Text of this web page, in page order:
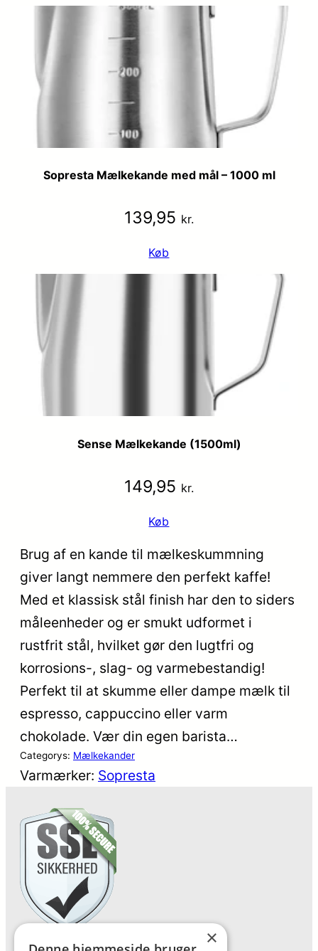
Sopresta Mælkekande med mål – 1000 ml
139,95 kr.
Køb
Sense Mælkekande (1500ml)
149,95 kr.
Køb
Brug af en kande til mælkeskummning
giver langt nemmere den perfekt kaffe!
Med et klassisk stål finish har den to siders
måleenheder og er smukt udformet i
rustfrit stål, hvilket gør den lugtfri og
korrosions-, slag- og varmebestandig!
Perfekt til at skumme eller dampe mælk til
espresso, cappuccino eller varm
chokolade. Vær din egen barista…
Categorys: Mælkekander
Varmærker: Sopresta
×